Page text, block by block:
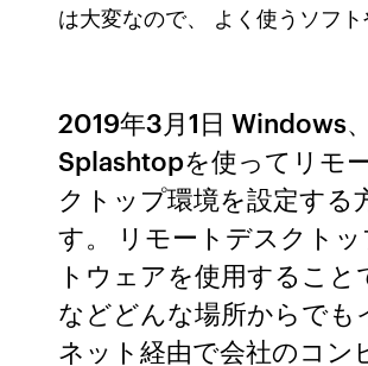
は大変なので、 よく使うソフト
2019年3月1日 Windows
Splashtopを使ってリモ
クトップ環境を設定する
す。 リモートデスクト
トウェアを使用すること
などどんな場所からでも
ネット経由で会社のコン